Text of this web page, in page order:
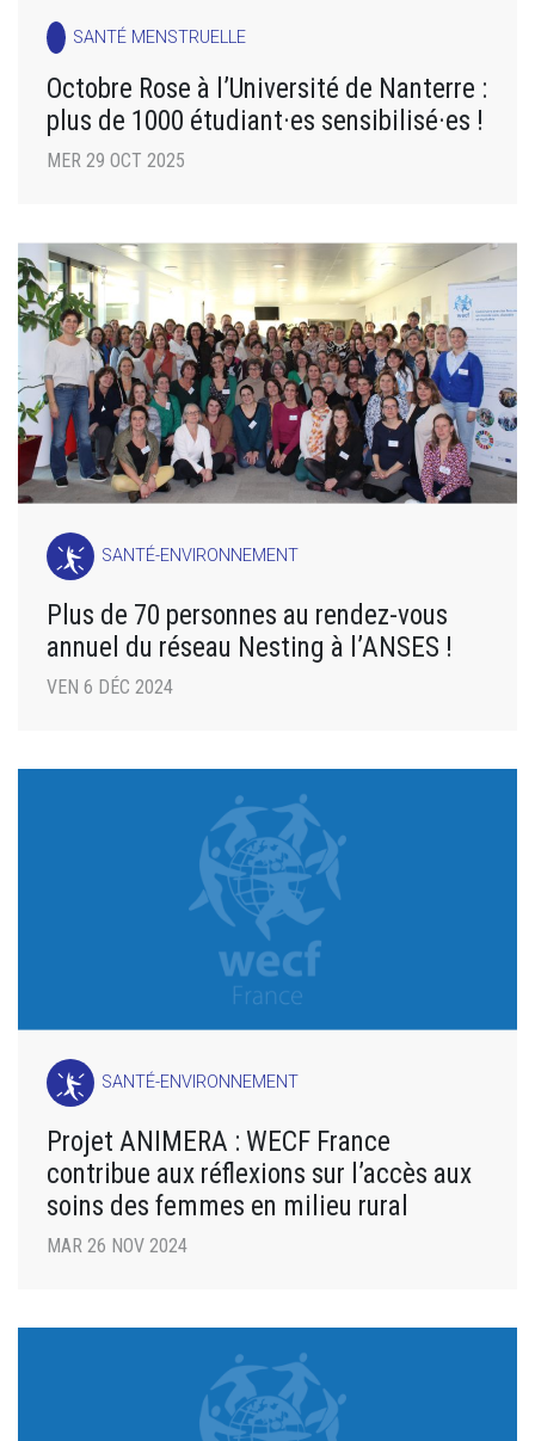
SANTÉ MENSTRUELLE
Octobre Rose à l’Université de Nanterre :
plus de 1000 étudiant·es sensibilisé·es !
MER 29 OCT 2025
SANTÉ-ENVIRONNEMENT
Plus de 70 personnes au rendez-vous
annuel du réseau Nesting à l’ANSES !
VEN 6 DÉC 2024
SANTÉ-ENVIRONNEMENT
Projet ANIMERA : WECF France
contribue aux réflexions sur l’accès aux
soins des femmes en milieu rural
MAR 26 NOV 2024